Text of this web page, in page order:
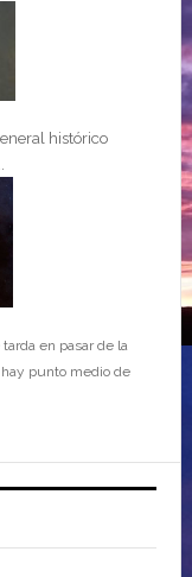
histórico
en pasar de la
punto medio de